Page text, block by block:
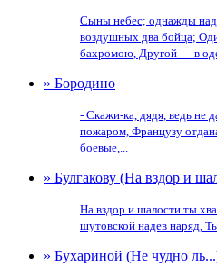
Сыны небес; однажды
воздушных два бойца;
бахромою, Другой — в
» Бородино
- Скажи-ка, дядя, ведь не
пожаром, Французу
боевые,...
» Булгакову (На вздор и
На вздор и шалости ты
шутовской надев наряд,
» Бухариной (Не чудно